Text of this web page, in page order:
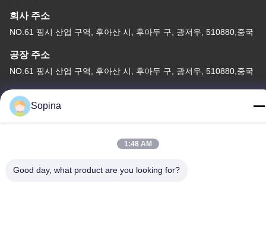
회사 주소
NO.61 핑시 산업 구역, 후아산 시, 후아두 구, 광저우, 510880,중국
공장 주소
NO.61 핑시 산업 구역, 후아산 시, 후아두 구, 광저우, 510880,중국
전화
86-13539447986
Sopina
1:48 AM
Good day, what product are you looking for?